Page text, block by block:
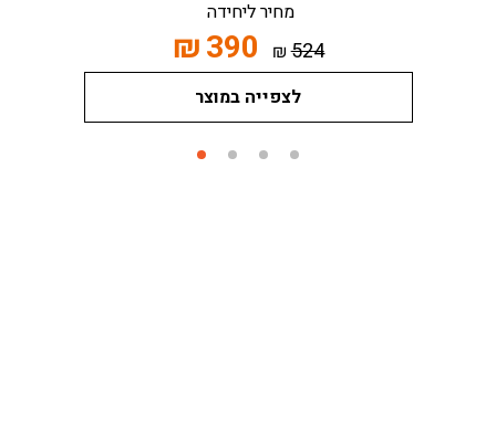
מחיר ליחידה
524
₪
390
₪
לצפייה במוצר